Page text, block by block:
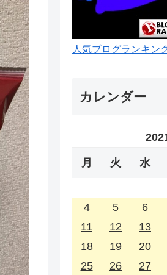
人気ブログランキン
カレンダー
月 火 水
4
5 6
11
12 13
18
19 20
25
26 27